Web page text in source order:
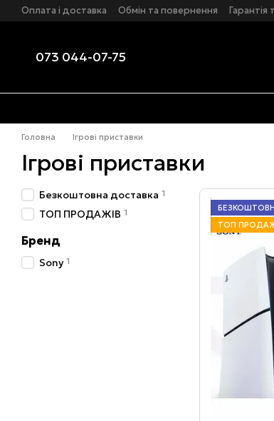
Перейти до основного контенту
Оплата і доставка Обмін та повернення Гарантія
Посилка в кредит від Нової пошти
073 044-07-75
Головна Ігрові приставки
Ігрові приставки
ТОП
Безкоштовна доставка 1
ТОП ПРОДАЖІВ 1
Бренд
Sony 1